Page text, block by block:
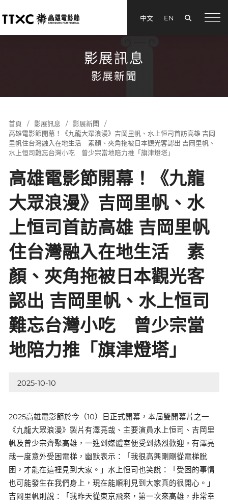
中文 EN
影展訊息
影展新聞
首頁 影展訊息
影展新聞
高雄電影節開幕！《九龍大眾浪漫》吉岡里帆、水上恒司首訪高雄 吉岡
里帆住台灣融入在地生活 素顏、夾角拖被日本觀光客認出 吉岡里帆、
水上恒司難忘台灣小吃 曾少宗當地陪力推「旗津燈塔」
高雄電影節開幕！《九龍
大眾浪漫》吉岡里帆、水
上恒司首訪高雄 吉岡里帆
住台灣融入在地生活 素
顏、夾角拖被日本觀光客
認出 吉岡里帆、水上恒司
難忘台灣小吃 曾少宗當
地陪力推「旗津燈塔」
2025-10-10
2025高雄電影節於今（10）日正式開幕，本屆雙開幕片之一
《九龍大眾浪漫》製片有澤亮哉、主要演員水上恒司、吉岡里
帆及曾少宗齊聚高雄，一進到媒體室便受到熱烈歡迎。有澤亮
哉一度意外受困電梯，幽默表示：「我很高興剛剛從電梯脫
困，才能在這裡見到大家。」水上恒司也笑說：「受困的事情
也可能發生在我們身上，現在能順利見到大家真的很開心。」
吉岡里帆則說：「我昨天從東京飛來，第一次來高雄，非常幸